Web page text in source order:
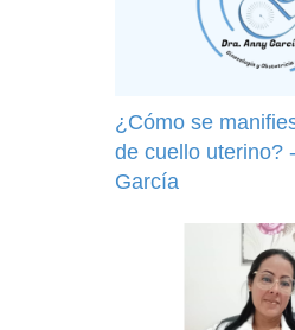
¿Cómo se
de cuello uterino?
García